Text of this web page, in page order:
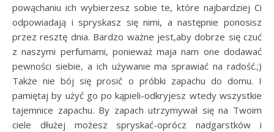
powąchaniu ich wybierzesz sobie te, które najbardziej Ci
odpowiadają i spryskasz się nimi, a następnie ponosisz
przez resztę dnia. Bardzo ważne jest,aby dobrze się czuć
z naszymi perfumami, ponieważ maja nam one dodawać
pewności siebie, a ich używanie ma sprawiać na radość.;)
Także nie bój się prosić o próbki zapachu do domu. I
pamiętaj by użyć go po kąpieli-odkryjesz wtedy wszystkie
tajemnice zapachu. By zapach utrzymywał się na Twoim
ciele dłużej możesz spryskać-oprócz nadgarstków i